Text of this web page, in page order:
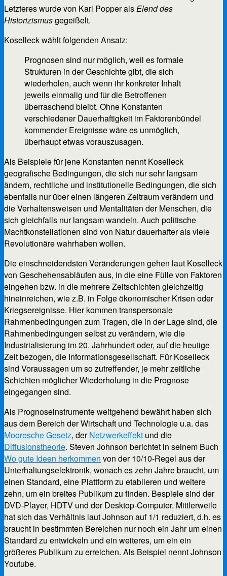
Letzteres wurde von Karl Popper alsElend des
Historizismusgegeißelt.
Koselleck wählt folgenden Ansatz:
Prognosen sind nur möglich, weil es formale
Strukturen in der Geschichte gibt, die sich
wiederholen, auch wenn ihr konkreter Inhalt
jeweils einmalig und für die Betroffenen
überraschend bleibt. Ohne Konstanten
verschiedener Dauerhaftigkeit im Faktorenbündel
kommender Ereignisse wäre es unmöglich,
überhaupt etwas vorauszusagen.
Als Beispiele für jene Konstanten nennt Koselleck
geografische Bedingungen, die sich nur sehr langsam
ändern, rechtliche und institutionelle Bedingungen, die sich
ebenfalls nur über einen längeren Zeitraum verändern und
die Verhaltensweisen und Mentalitäten der Menschen, die
sich gleichfalls nur langsam wandeln. Auch politische
Machtkonstellationen sind von Natur dauerhafter als viele
Revolutionäre wahrhaben wollen.
Die einschneidendsten Veränderungen gehen laut Koselleck
von Geschehensabläufen aus, in die eine Fülle von Faktoren
eingehen bzw. in die mehrere Zeitschichten gleichzeitig
hineinreichen, wie z.B. in Folge ökonomischer Krisen oder
Kriegsereignisse. Hier kommen transpersonale
Rahmenbedingungen zum Tragen, die in der Lage sind, die
Rahmenbedingungen selbst zu verändern, wie die
Industrialisierung im 20. Jahrhundert oder, auf die heutige
Zeit bezogen, die Informationsgesellschaft. Für Koselleck
sind Voraussagen um so zutreffender, je mehr zeitliche
Schichten möglicher Wiederholung in die Prognose
eingegangen sind.
Als Prognoseinstrumente weitgehend bewährt haben sich
aus dem Bereich der Wirtschaft und Technologie u.a. das
Mooresche Gesetz, derNetzwerkeffekt und die
Diffusionstheorie. Steven Johnson berichtet in seinem Buch
Wo gute Ideen herkommen von der 10/10-Regel aus der
Unterhaltungselektronik, wonach es zehn Jahre braucht, um
einen Standard, eine Plattform zu etablieren und weitere
zehn, um ein breites Publikum zu finden. Bespiele sind der
DVD-Player, HDTV und der Desktop-Computer. Mittlerweile
hat sich das Verhältnis laut Johnson auf 1/1 reduziert, d.h. es
braucht in bestimmten Bereichen nur noch ein Jahr um einen
Standard zu entwickeln und ein weiteres, um ein ein
größeres Publikum zu erreichen. Als Beispiel nennt Johnson
Youtube.